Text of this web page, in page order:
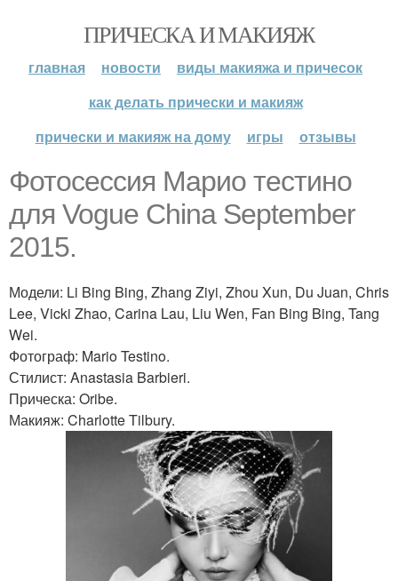
ПРИЧЕСКА И МАКИЯЖ
главная новости
виды макияжа и причесок
как делать прически и макияж
прически и макияж на дому
игры отзывы
Фотосессия Марио тестино
для Vogue China September
2015.
Модели: Li Bing Bing, Zhang Ziyi, Zhou Xun, Du Juan, Chris
Lee, Vicki Zhao, Carina Lau, Liu Wen, Fan Bing Bing, Tang
Wei.
Фотограф: Mario Testino.
Стилист: Anastasia Barbieri.
Прическа: Oribe.
Макияж: Charlotte Tilbury.